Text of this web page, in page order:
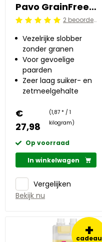
Pavo GrainFreeMash 15 kg
Beoordeling: 5/5 2 beoordelingen
Vezelrijke slobber
zonder granen
Voor gevoelige
paarden
Zeer laag suiker- en
zetmeelgehalte
€
27,98
(1,87 * / 1
kilogram)
Op voorraad
In winkelwagen
Vergelijken
Bekijk nu
+
cadeau